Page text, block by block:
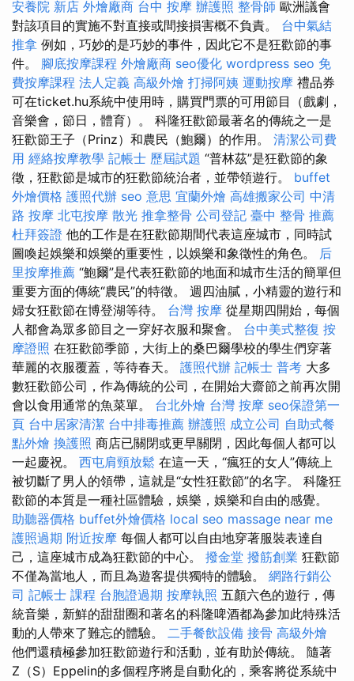
安養院 新店 外燴廠商 台中 按摩 辦護照 整骨師 歐洲議會
對該項目的實施不對直接或間接損害概不負責。 台中氣結
推拿 例如，巧妙的是巧妙的事件，因此它不是狂歡節的事
件。 腳底按摩課程 外燴廠商 seo優化 wordpress seo 免
費按摩課程 法人定義 高級外燴 打掃阿姨 運動按摩 禮品券
可在ticket.hu系統中使用時，購買門票的可用節目（戲劇，
音樂會，節日，體育）。 科隆狂歡節最著名的傳統之一是
狂歡節王子（Prinz）和農民（鮑爾）的作用。 清潔公司費
用 經絡按摩教學 記帳士 歷屆試題 “普林茲”是狂歡節的象
徵，狂歡節是城市的狂歡節統治者，並帶領遊行。 buffet
外燴價格 護照代辦 seo 意思 宜蘭外燴 高雄搬家公司 中清
路 按摩 北屯按摩 散光 推拿整骨 公司登記 臺中 整骨 推薦
杜拜簽證 他的工作是在狂歡節期間代表這座城市，同時試
圖喚起娛樂和娛樂的重要性，以娛樂和象徵性的角色。 后
里按摩推薦 “鮑爾”是代表狂歡節的地面和城市生活的簡單但
重要方面的傳統“農民”的特徵。 週四油膩，小精靈的遊行和
婦女狂歡節在博登湖等待。 台灣 按摩 從星期四開始，每個
人都會為眾多節目之一穿好衣服和聚會。 台中美式整復 按
摩證照 在狂歡節季節，大街上的桑巴爾學校的學生們穿著
華麗的衣服覆蓋，等待春天。 護照代辦 記帳士 普考 大多
數狂歡節公司，作為傳統的公司，在開始大齋節之前再次開
會以食用通常的魚菜單。 台北外燴 台灣 按摩 seo保證第一
頁 台中居家清潔 台中排毒推薦 辦護照 成立公司 自助式餐
點外燴 換護照 商店已關閉或更早關閉，因此每個人都可以
一起慶祝。 西屯肩頸放鬆 在這一天，“瘋狂的女人”傳統上
被切斷了男人的領帶，這就是“女性狂歡節”的名字。 科隆狂
歡節的本質是一種社區體驗，娛樂，娛樂和自由的感覺。
助聽器價格 buffet外燴價格 local seo massage near me
護照過期 附近按摩 每個人都可以自由地穿著服裝表達自
己，這座城市成為狂歡節的中心。 撥金堂 撥筋創業 狂歡節
不僅為當地人，而且為遊客提供獨特的體驗。 網路行銷公
司 記帳士 課程 台胞證過期 按摩執照 五顏六色的遊行，傳
統音樂，新鮮的甜甜圈和著名的科隆啤酒都為參加此特殊活
動的人帶來了難忘的體驗。 二手餐飲設備 接骨 高級外燴
他們還積極參加狂歡節遊行和活動，並有助於傳統。 隨著
Z（S）Eppelin的多個程序將是自動化的，乘客將從系統中